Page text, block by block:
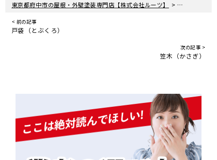
東京都府中市の屋根・外壁塗装専門店【株式会社ルーツ】 > 庇（ひさし）
< 前の記事
戸袋（とぶくろ）
次の記事 >
笠木（かさぎ）